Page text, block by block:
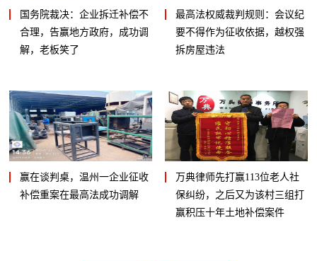
国务院裁决：企业拆迁补偿不
合理，告赢地方政府，成功调
解，老板笑了
最高法权威裁判规则：会议纪
要不得作为征收依据，越权强
拆房屋违法
赢在谈判桌，温州一企业征收
补偿重案在最高法成功调解
万典律师先打赢113位老人社
保纠纷，之后又为该村三组打
赢积压十年土地补偿案件